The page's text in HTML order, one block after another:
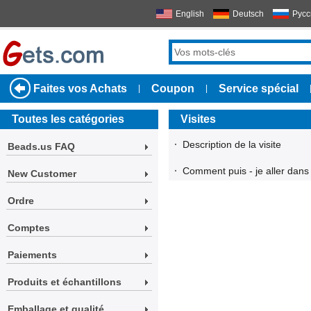
English Deutsch
Faites vos Achats Coupon Service spécial
Toutes les catégories
Beads.us FAQ
New Customer
Ordre
Comptes
Paiements
Produits et échantillons
Visites
· Description de la visite
· Comment puis - je aller